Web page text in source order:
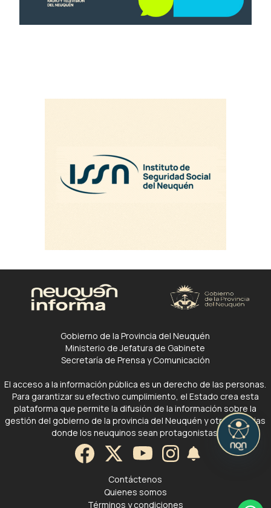
Gobierno de la Provincia del Neuquén
Ministerio de Jefatura de Gabinete
Secretaría de Prensa y Comunicación
El acceso a la información pública es un derecho de las personas.
Para garantizar su efectivo cumplimiento, el Estado crea esta
plataforma que permite la difusión de la información sobre la
gestión del gobierno de la provincia del Neuquén y otras noticias
donde los neuquinos sean protagonistas.
Contáctenos
Quienes somos
Términos y condiciones